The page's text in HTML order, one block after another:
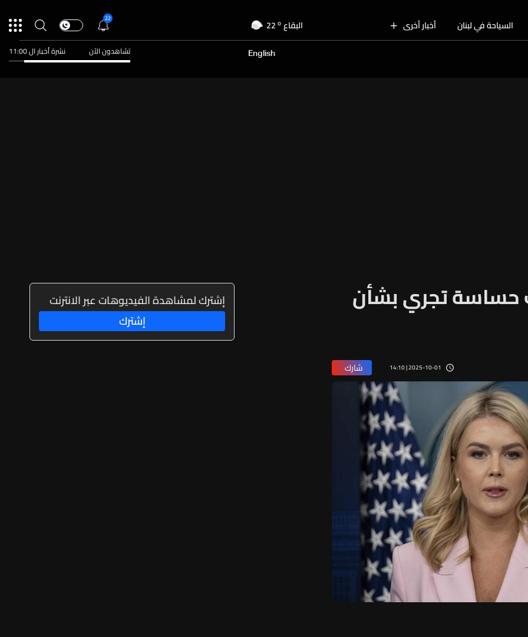
السياحة في لبنان أخبار أخرى البقاع 22 o
الجنوب 26o
27
22
English تشاهدون الآن نشرة أخبار ال 11:00
حساسة تجري بشأن
2025-10-01 | 14:10 شارك
إشترك لمشاهدة الفيديوهات عبر الانترنت
إشترك